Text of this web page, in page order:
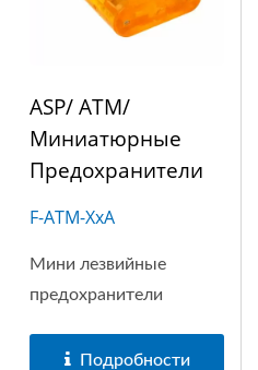
ASP/ ATM/
Миниатюрные
Предохранители
F-ATM-XxA
Мини лезвийные
предохранители
Подробности